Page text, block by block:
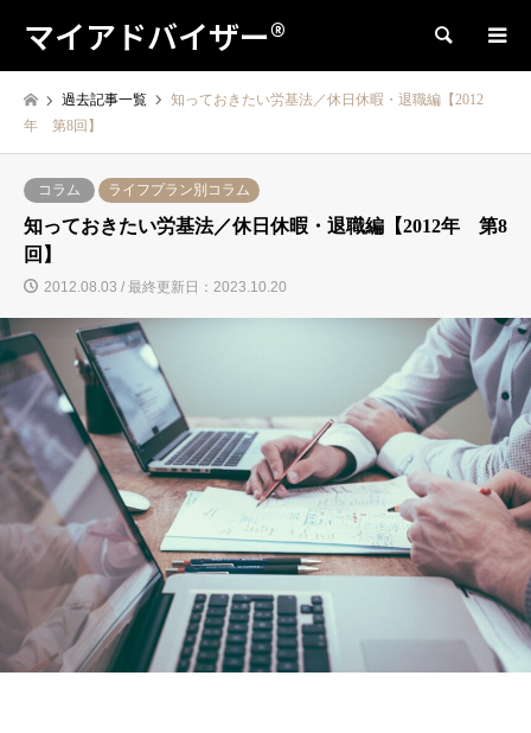
マイアドバイザー® 検索
過去記事一覧
知っておきたい労基法／休日休暇・退職編【2012
年 第8回】
コラム ライフプラン別コラム
知っておきたい労基法／休日休暇・退職編【2012年 第8
回】
2012.08.03 / 最終更新日：2023.10.20